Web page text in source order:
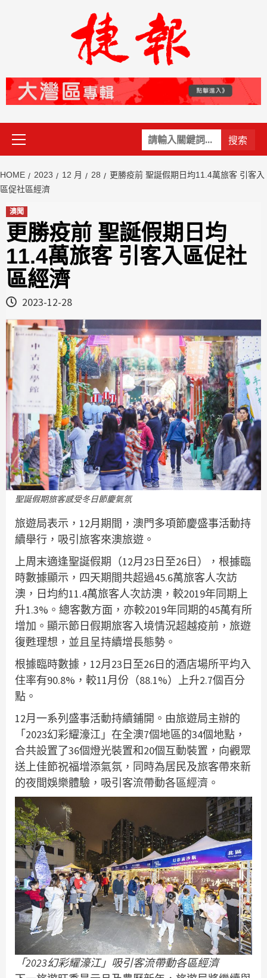
關
鍵
Primary
Menu
HOME 2023 12 月 28
更勝疫前 聖誕假期日均11.4萬旅客 引客入
區促社區經濟
澳聞
更勝疫前 聖誕假期日均
11.4萬旅客 引客入區促社
區經濟
2023-12-28
聖誕假期旅客感受冬日節慶氣氛
旅遊局表示，12月期間，澳門多項節慶盛事活動持
續舉行，吸引旅客來澳旅遊。
上周末適逢聖誕假期（12月23日至26日），根據臨
時數據顯示，四天期間共超過45.6萬旅客人次訪
澳，日均約11.4萬旅客人次訪澳，較2019年同期上
升1.3%。總客數方面，亦較2019年同期的45萬有所
增加。顯示節日假期旅客入境情況超越疫前，旅遊
復甦理想，並且呈持續增長態勢。
根據臨時數據，12月23日至26日的酒店場所平均入
住率有90.8%，較11月份（88.1%）上升2.7個百分
點。
12月一系列盛事活動持續鋪開。由旅遊局主辦的
「2023幻彩耀濠江」在全澳7個地區的34個地點，
合共設置了36個燈光裝置和20個互動裝置，向觀眾
送上佳節祝福增添氣氛，同時為居民及旅客帶來新
的夜間娛樂體驗，吸引客流帶動各區經濟。
「2023幻彩耀濠江」吸引客流帶動各區經濟